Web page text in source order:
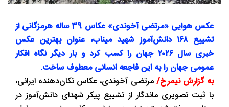
عکس هوایی «مرتضی آخوندی» عکاس 39 ساله هرمزگانی از
تشییع ۱۶۸ دانش‌آموز شهید میناب، عنوان بهترین عکس
خبری سال ۲۰۲۶ جهان را کسب کرد و بار دیگر نگاه افکار
عمومی جهان را به این فاجعه انسانی معطوف ساخت.
به گزارش نیمرخ/ مرتضی آخوندی، عکاس تکان‌دهنده ایرانی،
با ثبت تصویری ماندگار از تشییع پیکر شهدای دانش‌آموز در